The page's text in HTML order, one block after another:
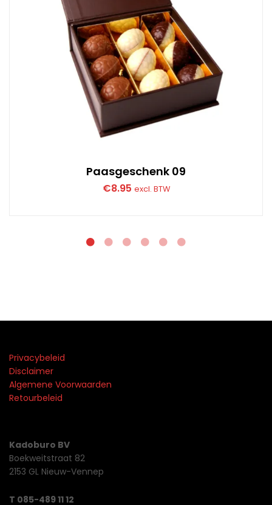
Paasgeschenk 09
€8.95 excl. BTW
Privacybeleid
Disclaimer
Algemene Voorwaarden
Retourbeleid
Kadoburo BV
Boekweitstraat 82
2153 GL Nieuw-Vennep
T 085-489 11 12